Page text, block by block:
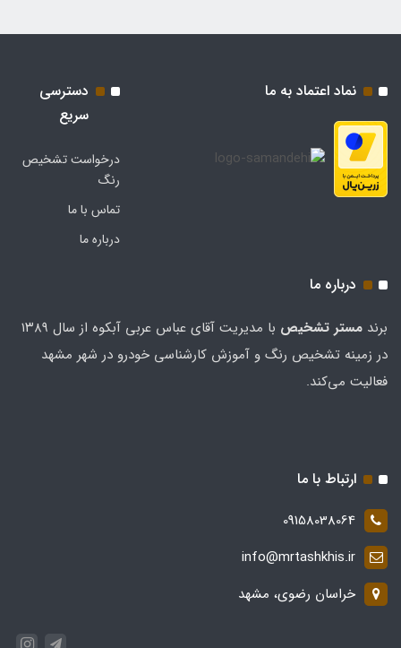
نماد اعتماد به ما
دسترسی
سریع
درخواست تشخیص
رنگ
تماس با ما
درباره ما
درباره ما
برند مستر تشخيص
با مدیریت آقای عباس عربی آبکوه از سال ۱۳۸۹
در زمینه تشخیص رنگ و آموزش کارشناسی خودرو در شهر مشهد
فعالیت می‌کند.
ارتباط با ما
09158038064
info@mrtashkhis.ir
خراسان رضوی، مشهد